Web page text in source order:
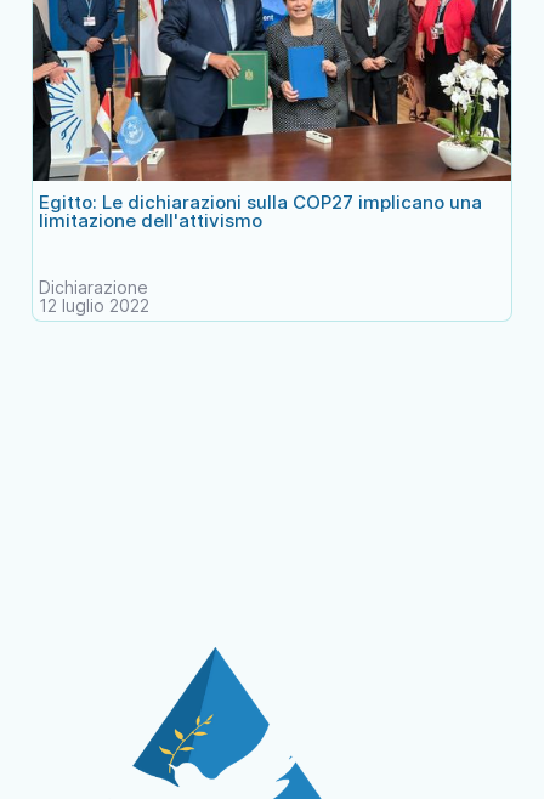
Egitto: Le dichiarazioni sulla COP27 implicano una
limitazione dell'attivismo
Dichiarazione
12 luglio 2022